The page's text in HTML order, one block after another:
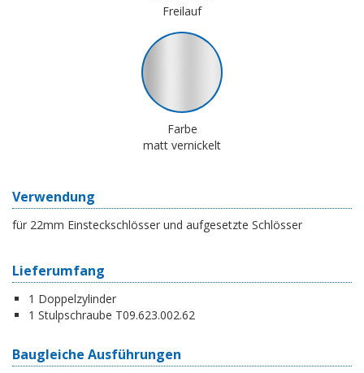
Freilauf
Farbe
matt vernickelt
Verwendung
für 22mm Einsteckschlösser und aufgesetzte Schlösser
Lieferumfang
1 Doppelzylinder
1 Stulpschraube T09.623.002.62
Baugleiche Ausführungen